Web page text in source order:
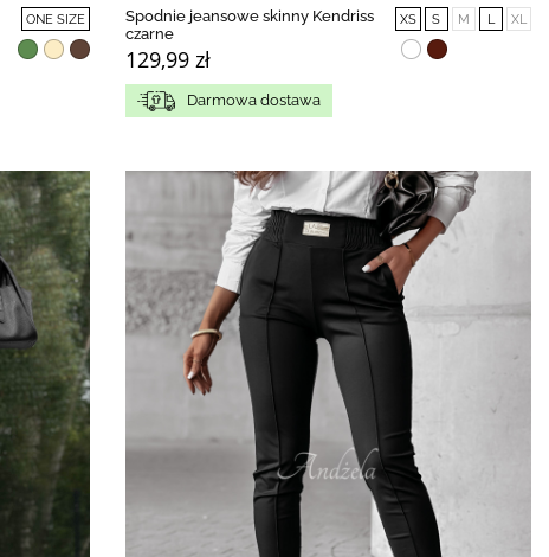
ONE SIZE
Spodnie jeansowe skinny Kendriss
czarne
129,99 zł
XS S M L XL
Darmowa dostawa